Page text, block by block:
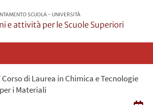
SCUOLA - UNIVERSITÀ
e attività per le Scuole Superiori
Corso di Laurea in Chimica e Tecnologie
i Materiali